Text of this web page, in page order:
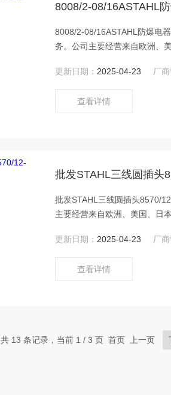
8008/2-08/16ASTAHL
8008/2-08/16ASTAHL防爆电
务。公司主要经营来自欧洲、
的管理，内部分为业务部，技
更新日期： 2025-04-23 厂
查看详情
批发STAHL三线圆插头
批发STAHL三线圆插头8570/
主要经营来自欧洲、美国、日
更新日期： 2025-04-23 厂
查看详情
共 13 条记录，当前 1 / 3 页 首页 上一页